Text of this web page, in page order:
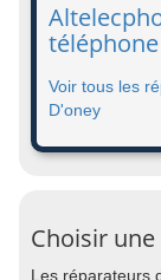
Voir tous les
D'oney
Choisir
Les réparateurs